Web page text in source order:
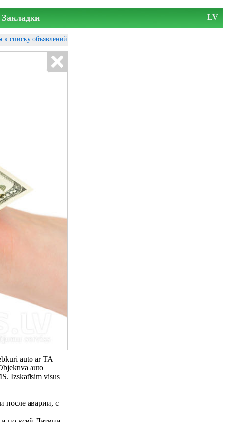
Закладки LV
к списку объявлений
auto ar TA
auto
Izskatīsim visus
после аварии, с